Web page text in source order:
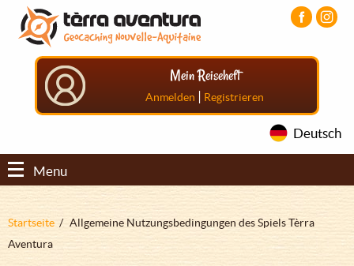
Direkt
zum
Inhalt
Aller
menu
principal
Aller
pied
Mein Reiseheft
Anmelden | Registrieren
Deutsch
Menu
Pfadnavigation
Startseite
Allgemeine Nutzungsbedingungen des Spiels Tèrra
Aventura